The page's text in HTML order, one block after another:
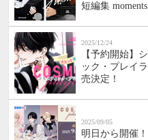
短編集 moments
2025/12/24
【予約開始】
ック・プレイ
売決定！
2025/09/05
明日から開催